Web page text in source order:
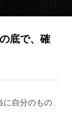
底で、確
に自分のもの